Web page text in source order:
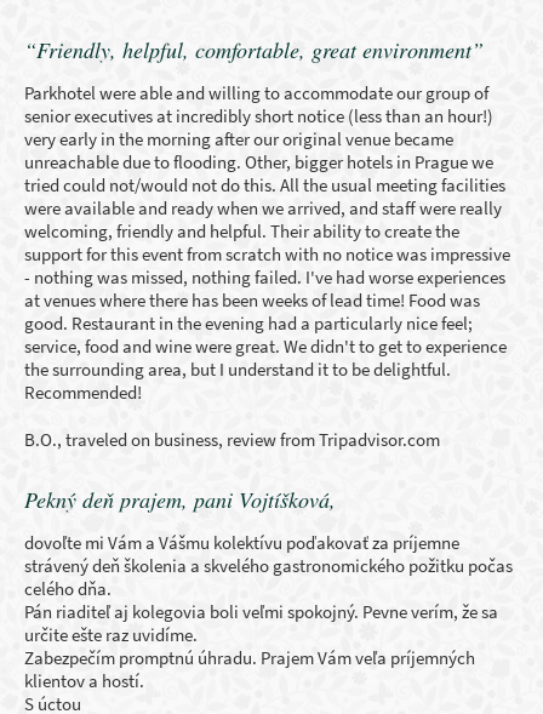
“Friendly, helpful, comfortable, great environment”
Parkhotel were able and willing to accommodate our group of
senior executives at incredibly short notice (less than an hour!)
very early in the morning after our original venue became
unreachable due to flooding. Other, bigger hotels in Prague we
tried could not/would not do this. All the usual meeting facilities
were available and ready when we arrived, and staff were really
welcoming, friendly and helpful. Their ability to create the
support for this event from scratch with no notice was impressive
- nothing was missed, nothing failed. I've had worse experiences
at venues where there has been weeks of lead time! Food was
good. Restaurant in the evening had a particularly nice feel;
service, food and wine were great. We didn't to get to experience
the surrounding area, but I understand it to be delightful.
Recommended!
B.O., traveled on business, review from Tripadvisor.com
Pekný deň prajem, pani Vojtíšková,
dovoľte mi Vám a Vášmu kolektívu poďakovať za príjemne
strávený deň školenia a skvelého gastronomického požitku počas
celého dňa.
Pán riaditeľ aj kolegovia boli veľmi spokojný. Pevne verím, že sa
určite ešte raz uvidíme.
Zabezpečím promptnú úhradu. Prajem Vám veľa príjemných
klientov a hostí.
S úctou